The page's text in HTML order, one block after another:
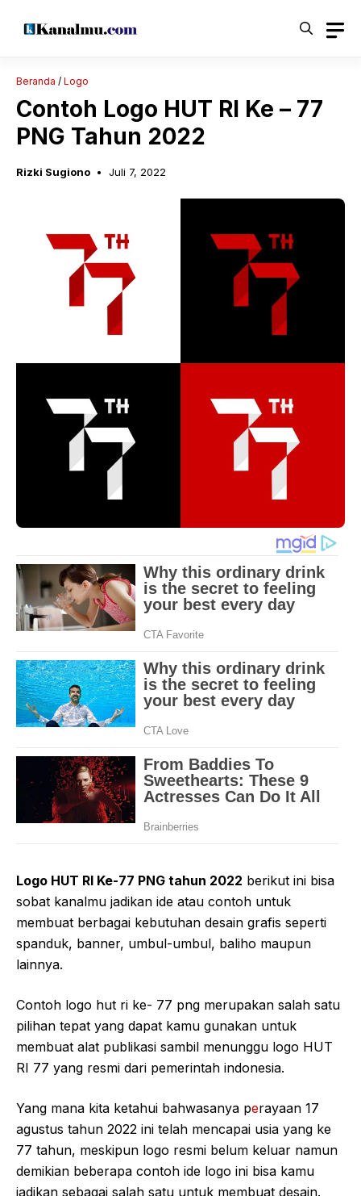
Beranda / Logo
Contoh Logo HUT RI Ke – 77
PNG Tahun 2022
Rizki Sugiono Juli 7, 2022
Logo HUT RI Ke-77 PNG tahun 2022 berikut ini bisa
sobat kanalmu jadikan ide atau contoh untuk
membuat berbagai kebutuhan desain grafis seperti
spanduk, banner, umbul-umbul, baliho maupun
lainnya.
Contoh logo hut ri ke- 77 png merupakan salah satu
pilihan tepat yang dapat kamu gunakan untuk
membuat alat publikasi sambil menunggu logo HUT
RI 77 yang resmi dari pemerintah indonesia.
Yang mana kita ketahui bahwasanya perayaan 17
agustus tahun 2022 ini telah mencapai usia yang ke
77 tahun, meskipun logo resmi belum keluar namun
demikian beberapa contoh ide logo ini bisa kamu
jadikan sebagai salah satu untuk membuat desain.